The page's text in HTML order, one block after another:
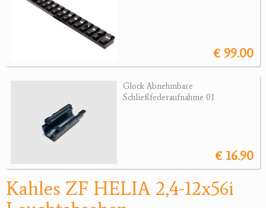
Jagdreviere
Bücher, Videos
Reviereinrichtungen
€ 99.00
Glock Abnehmbare
Schließfederaufnahme 01
€ 16.90
Kahles ZF HELIA 2,4-12x56i